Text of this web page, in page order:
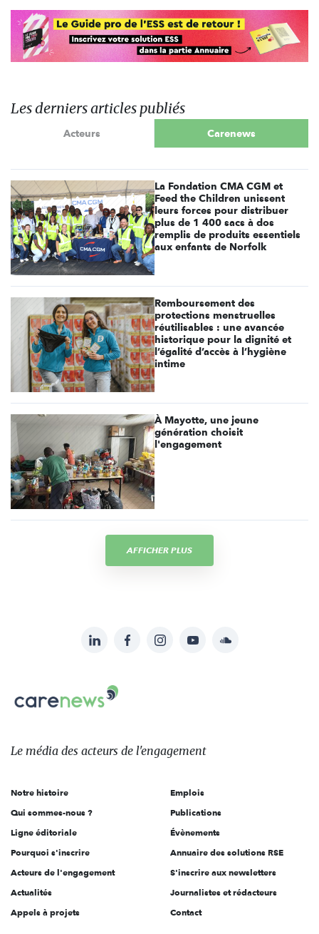
Les derniers articles publiés
Acteurs Carenews
La Fondation CMA CGM et
Feed the Children unissent
leurs forces pour distribuer
plus de 1 400 sacs à dos
remplis de produits essentiels
aux enfants de Norfolk
Remboursement des
protections menstruelles
réutilisables : une avancée
historique pour la dignité et
l’égalité d’accès à l’hygiène
intime
À Mayotte, une jeune
génération choisit
l'engagement
AFFICHER PLUS
sur:
LinkedInFacebookInstagramYouTubeSoundcloud
Le
des
l'engagement
Le média des acteurs de l'engagement
Notre histoire
Qui sommes-nous ?
Ligne éditoriale
Pourquoi s'inscrire
Acteurs de l'engagement
Actualités
Appels à projets
Emplois
Publications
Évènements
Annuaire des solutions RSE
S'inscrire aux newsletters
Journalistes et rédacteurs
Contact